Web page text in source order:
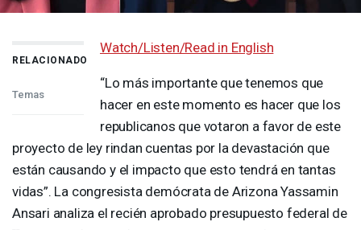
RELACIONADO
Temas
Watch/Listen/Read in English
“Lo más importante que tenemos que
hacer en este momento es hacer que los
republicanos que votaron a favor de este
proyecto de ley rindan cuentas por la devastación que
están causando y el impacto que esto tendrá en tantas
vidas”. La congresista demócrata de Arizona Yassamin
Ansari analiza el recién aprobado presupuesto federal de